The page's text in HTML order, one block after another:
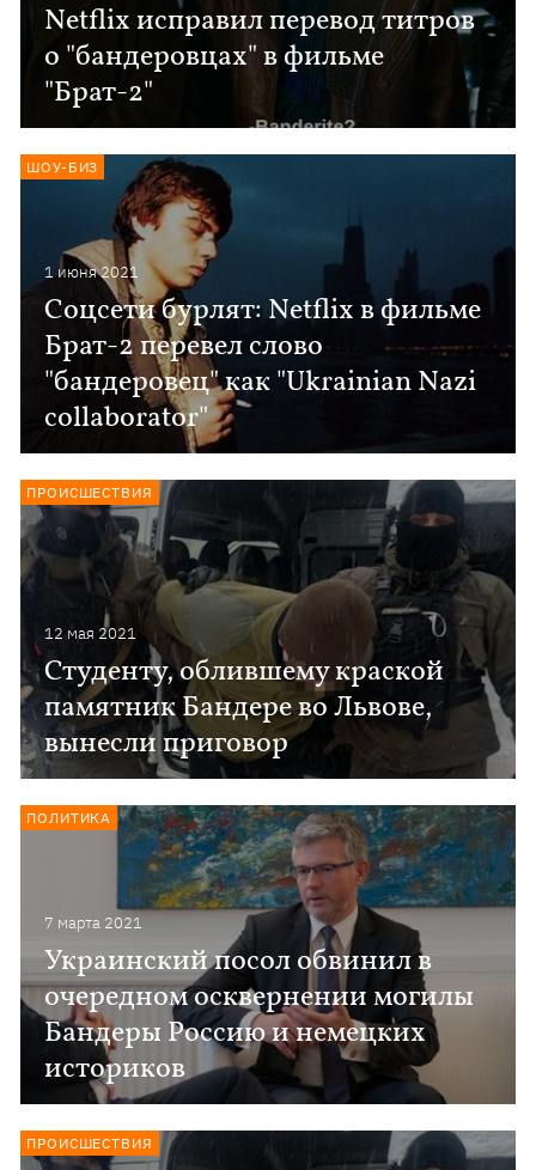
Netflix исправил перевод титров
о "бандеровцах" в фильме
"Брат-2"
1 июня 2021
Соцсети бурлят: Netflix в фильме
Брат-2 перевел слово
"бандеровец" как "Ukrainian Nazi
collaborator"
ШОУ-БИЗ
12 мая 2021
Студенту, облившему краской
памятник Бандере во Львове,
вынесли приговор
ПРОИСШЕСТВИЯ
7 марта 2021
Украинский посол обвинил в
очередном осквернении могилы
Бандеры Россию и немецких
историков
ПОЛИТИКА
ПРОИСШЕСТВИЯ